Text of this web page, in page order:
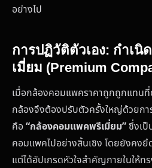
อย่างไป
การปฏิวัติตัวเอง: กำเ
เมี่ยม (Premium
เมื่อกล้องคอมแพคราคาถูกถูกแทน
กล้องจึงต้องปรับตัวครั้งใหญ่ด้วยกา
คือ“กล้องคอมแพคพรีเมี่ยม”ซึ่งเ
คอมแพคไปอย่างสิ้นเชิง โดยยังคงยึ
แต่ได้อัปเกรดหัวใจสำคัญภายในให้ท